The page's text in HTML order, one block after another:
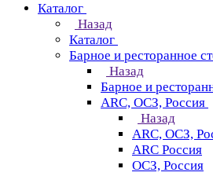
Каталог
Назад
Каталог
Барное и ресторанное
Назад
Барное и
ARC, ОСЗ, Россия
Назад
ARC, ОСЗ,
ARC Россия
ОСЗ, Россия